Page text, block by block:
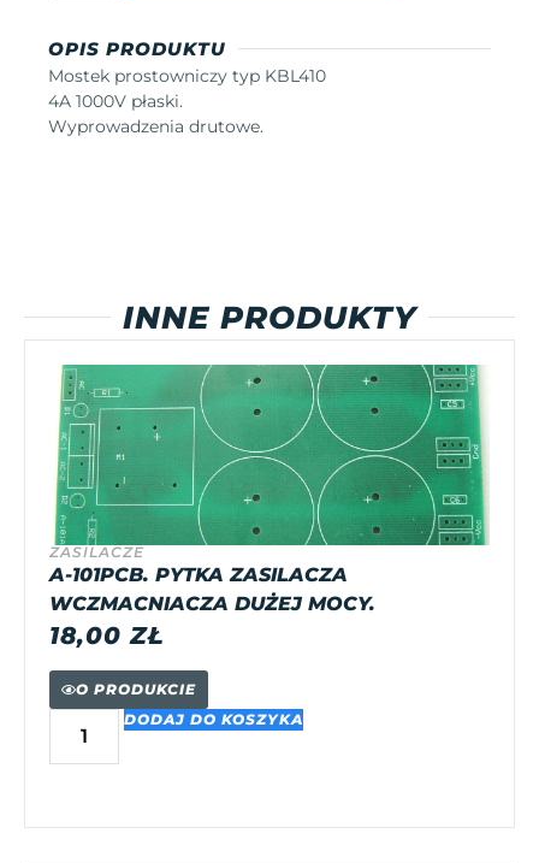
OPIS PRODUKTU
Mostek prostowniczy typ KBL410
4A 1000V płaski.
Wyprowadzenia drutowe.
INNE PRODUKTY
ZASILACZE
A-101PCB. PYTKA ZASILACZA
WCZMACNIACZA DUŻEJ MOCY.
18,00ZŁ
O PRODUKCIE
DODAJ DO KOSZYKA